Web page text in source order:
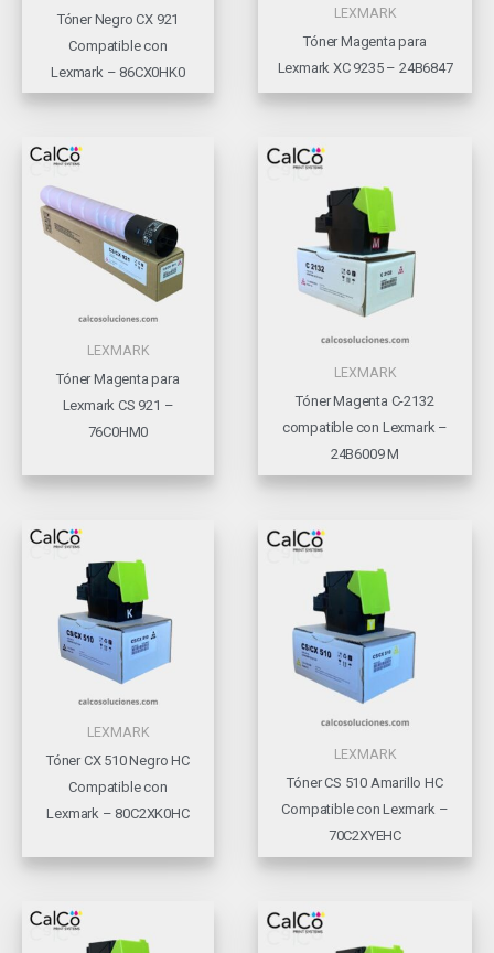
Tóner Negro CX 921
Compatible con
Lexmark – 86CX0HK0
LEXMARK
Tóner Magenta para
Lexmark XC 9235 – 24B6847
LEXMARK
Tóner Magenta para
Lexmark CS 921 –
76C0HM0
LEXMARK
Tóner Magenta C-2132
compatible con Lexmark –
24B6009 M
LEXMARK
Tóner CX 510 Negro HC
Compatible con
Lexmark – 80C2XK0HC
LEXMARK
Tóner CS 510 Amarillo HC
Compatible con Lexmark –
70C2XYEHC